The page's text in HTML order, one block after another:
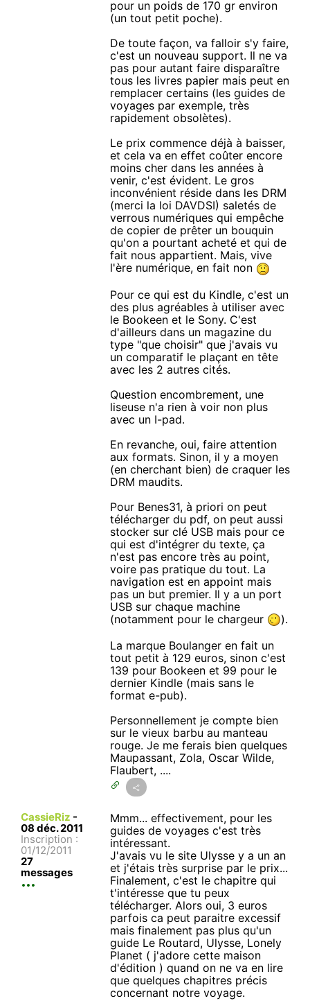
pour un poids de 170 gr environ
(un tout petit poche).
De toute façon, va falloir s'y faire,
c'est un nouveau support. Il ne va
pas pour autant faire disparaître
tous les livres papier mais peut en
remplacer certains (les guides de
voyages par exemple, très
rapidement obsolètes).
Le prix commence déjà à baisser,
et cela va en effet coûter encore
moins cher dans les années à
venir, c'est évident. Le gros
inconvénient réside dans les DRM
(merci la loi DAVDSI) saletés de
verrous numériques qui empêche
de copier de prêter un bouquin
qu'on a pourtant acheté et qui de
fait nous appartient. Mais, vive
l'ère numérique, en fait non
Pour ce qui est du Kindle, c'est un
des plus agréables à utiliser avec
le Bookeen et le Sony. C'est
d'ailleurs dans un magazine du
type "que choisir" que j'avais vu
un comparatif le plaçant en tête
avec les 2 autres cités.
Question encombrement, une
liseuse n'a rien à voir non plus
avec un I-pad.
En revanche, oui, faire attention
aux formats. Sinon, il y a moyen
(en cherchant bien) de craquer les
DRM maudits.
Pour Benes31, à priori on peut
télécharger du pdf, on peut aussi
stocker sur clé USB mais pour ce
qui est d'intégrer du texte, ça
n'est pas encore très au point,
voire pas pratique du tout. La
navigation est en appoint mais
pas un but premier. Il y a un port
USB sur chaque machine
(notamment pour le chargeur
).
La marque Boulanger en fait un
tout petit à 129 euros, sinon c'est
139 pour Bookeen et 99 pour le
dernier Kindle (mais sans le
format e-pub).
Personnellement je compte bien
sur le vieux barbu au manteau
rouge. Je me ferais bien quelques
Maupassant, Zola, Oscar Wilde,
Flaubert, ....
CassieRiz -
08 déc. 2011
Inscription :
01/12/2011
27
messages
Mmm... effectivement, pour les
guides de voyages c'est très
intéressant.
J'avais vu le site Ulysse y a un an
et j'étais très surprise par le prix...
Finalement, c'est le chapitre qui
t'intéresse que tu peux
télécharger. Alors oui, 3 euros
parfois ca peut paraitre excessif
mais finalement pas plus qu'un
guide Le Routard, Ulysse, Lonely
Planet ( j'adore cette maison
d'édition ) quand on ne va en lire
que quelques chapitres précis
concernant notre voyage.